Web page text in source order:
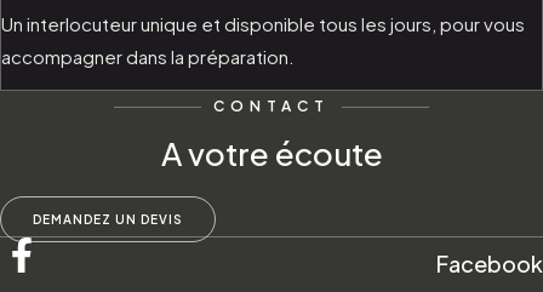
Un interlocuteur unique et disponible tous les jours, pour vous
accompagner dans la préparation.
CONTACT
A votre écoute
DEMANDEZ UN DEVIS
Facebook